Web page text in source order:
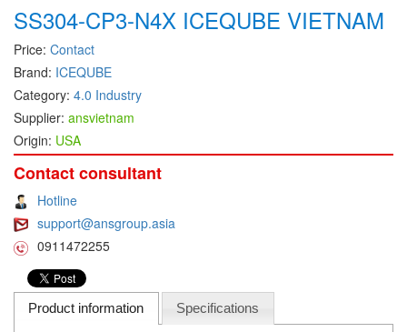
DEIF
Delmhorst VietNam
Delta Ohm
Delta sensor
Delta-mobrey
DEMA Engineering/ Foam- IT
DESAX
DET-TRONICS
Deublin
Diakont
SS304-CP3-N4X ICEQUBE VIETNAM
Price: Contact
Brand: ICEQUBE
Category: 4.0 Industry
Supplier: ansvietnam
Origin: USA
Contact consultant
Hotline
support@ansgroup.asia
0911472255
Product information Specifications